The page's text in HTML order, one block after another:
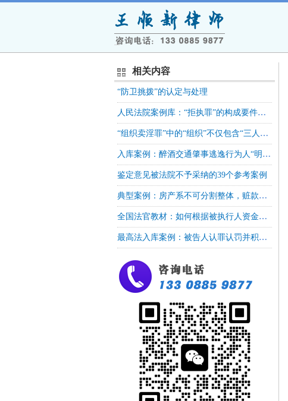
相关内容
“防卫挑拨”的认定与处理
人民法院案例库：“拒执罪”的构成要件中“情节严重”的认定标准
“组织卖淫罪”中的“组织”不仅包含“三人以上”，还包含卖淫女和卖淫活动存在空间上的稳定性和时间上的重合性 刑事法库 2026年7月26日 18:07 云南
入库案例：醉酒交通肇事逃逸行为人“明知发生交通事故”的认定
鉴定意见被法院不予采纳的39个参考案例
典型案例：房产系不可分割整体，赃款对应的份额在执行中不能单独区分，以合法财产购买的份额可在法院对房产处置的后续执行程序中依法主张
全国法官教材：如何根据被执行人资金流水认定为拒执罪“有能力执行而拒不执行”
最高法入库案例：被告人认罪认罚并积极赔偿，被害方赔偿请求明显不合理、未能达成调解或和解协议的，不影响从宽处理